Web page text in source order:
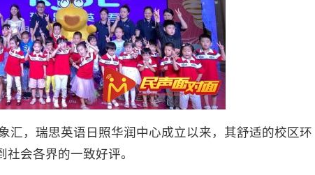
，瑞思英语日照华润中心成立以来，其舒适的校区环
会各界的一致好评。